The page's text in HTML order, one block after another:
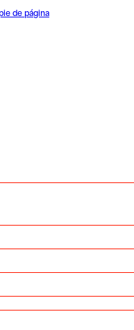
de página